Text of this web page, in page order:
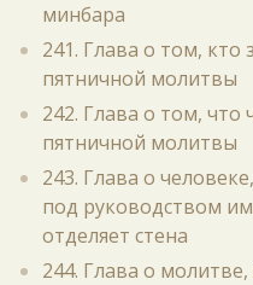
минбара
241. Глава о том, кто
пятничной молитвы
242. Глава о том, что
пятничной молитвы
243. Глава о
под руководством
отделяет стена
244. Глава о